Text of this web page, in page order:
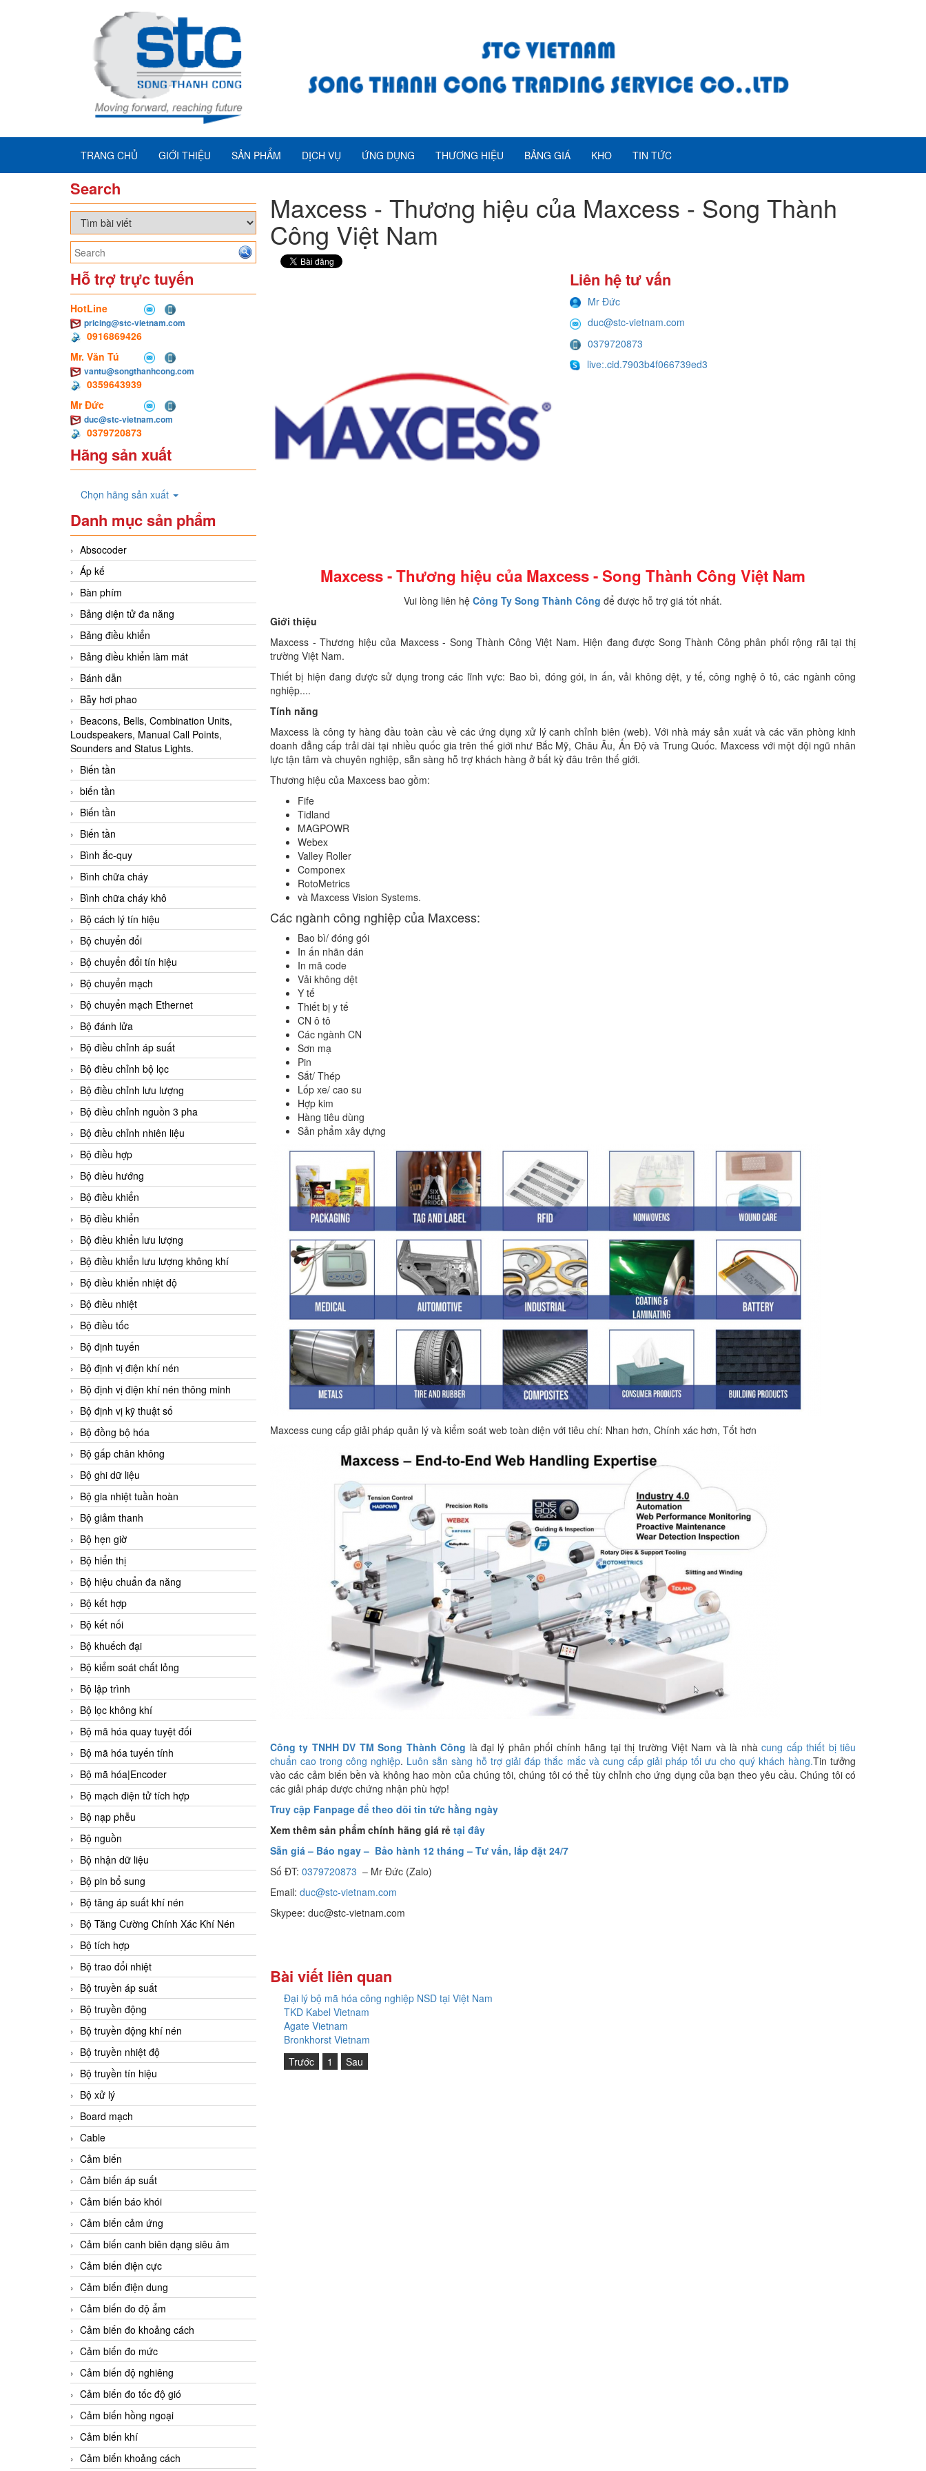
TRANG CHỦ GIỚI THIỆU SẢN PHẨM DỊCH VỤ ỨNG DỤNG THƯƠNG HIỆU BẢNG GIÁ KHO TIN TỨC
Search
Hỗ trợ trực tuyến
HotLine
pricing@stc-vietnam.com
0916869426
Mr. Văn Tú
vantu@songthanhcong.com
0359643939
Mr Đức
duc@stc-vietnam.com
0379720873
Hãng sản xuất
Chọn hãng sản xuất
Danh mục sản phẩm
Absocoder
Áp kế
Bàn phím
Bảng diện tử đa năng
Bảng điều khiển
Bảng điều khiển làm mát
Bánh dẫn
Bẫy hơi phao
Beacons, Bells, Combination Units,
Loudspeakers, Manual Call Points,
Sounders and Status Lights.
Biến tần
biến tần
Biến tần
Biến tần
Bình ắc-quy
Bình chữa cháy
Bình chữa cháy khô
Bộ cách lý tín hiệu
Bộ chuyển đổi
Bộ chuyển đổi tín hiệu
Bộ chuyển mạch
Bộ chuyển mạch Ethernet
Bộ đánh lửa
Bộ điều chỉnh áp suất
Bộ điều chỉnh bộ lọc
Bộ điều chỉnh lưu lượng
Bộ điều chỉnh nguồn 3 pha
Bộ điều chỉnh nhiên liệu
Bộ điều hợp
Bộ điều hướng
Bộ điều khiển
Bộ điều khiển
Bộ điều khiển lưu lượng
Bộ điều khiển lưu lượng không khí
Bộ điều khiển nhiệt độ
Bộ điều nhiệt
Bộ điều tốc
Bộ định tuyến
Bộ định vị điện khí nén
Bộ định vị điện khí nén thông minh
Bộ định vị kỹ thuật số
Bộ đồng bộ hóa
Bộ gấp chân không
Bộ ghi dữ liệu
Bộ gia nhiệt tuần hoàn
Bộ giảm thanh
Bộ hẹn giờ
Bộ hiển thị
Bộ hiệu chuẩn đa năng
Bộ kết hợp
Bộ kết nối
Bộ khuếch đại
Bộ kiểm soát chất lỏng
Bộ lập trình
Bộ lọc không khí
Bộ mã hóa quay tuyệt đối
Bộ mã hóa tuyến tính
Bộ mã hóa|Encoder
Bộ mạch điện tử tích hợp
Bộ nạp phễu
Bộ nguồn
Bộ nhận dữ liệu
Bộ pin bổ sung
Bộ tăng áp suất khí nén
Bộ Tăng Cường Chính Xác Khí Nén
Bộ tích hợp
Bộ trao đổi nhiệt
Bộ truyền áp suất
Bộ truyền động
Bộ truyền động khí nén
Bộ truyền nhiệt độ
Bộ truyền tín hiệu
Bộ xử lý
Board mạch
Cable
Cảm biến
Cảm biến áp suất
Cảm biến báo khói
Cảm biến cảm ứng
Cảm biến canh biên dạng siêu âm
Cảm biến điện cực
Cảm biến điện dung
Cảm biến đo độ ẩm
Cảm biến đo khoảng cách
Cảm biến đo mức
Cảm biến độ nghiêng
Cảm biến đo tốc độ gió
Cảm biến hồng ngoại
Cảm biến khí
Cảm biến khoảng cách
Maxcess - Thương hiệu của Maxcess - Song Thành
Công Việt Nam
Liên hệ tư vấn
Mr Đức
duc@stc-vietnam.com
0379720873
live:.cid.7903b4f066739ed3
Maxcess - Thương hiệu của Maxcess - Song Thành Công Việt Nam
Vui lòng liên hệ Công Ty Song Thành Công để được hỗ trợ giá tốt nhất.
Giới thiệu
Maxcess - Thương hiệu của Maxcess - Song Thành Công Việt Nam. Hiện đang được Song Thành Công phân phối rộng rãi tại thị
trường Việt Nam.
Thiết bị hiện đang được sử dụng trong các lĩnh vực: Bao bì, đóng gói, in ấn, vải không dệt, y tế, công nghệ ô tô, các ngành công
nghiệp....
Tính năng
Maxcess là công ty hàng đầu toàn cầu về các ứng dụng xử lý canh chỉnh biên (web). Với nhà máy sản xuất và các văn phòng kinh
doanh đẳng cấp trải dài tại nhiều quốc gia trên thế giới như Bắc Mỹ, Châu Âu, Ấn Độ và Trung Quốc. Maxcess với một đội ngũ nhân
lực tận tâm và chuyên nghiệp, sẵn sàng hỗ trợ khách hàng ở bất kỳ đâu trên thế giới.
Thương hiệu của Maxcess bao gồm:
Fife
Tidland
MAGPOWR
Webex
Valley Roller
Componex
RotoMetrics
và Maxcess Vision Systems.
Các ngành công nghiệp của Maxcess:
Bao bì/ đóng gói
In ấn nhãn dán
In mã code
Vải không dệt
Y tế
Thiết bị y tế
CN ô tô
Các ngành CN
Sơn mạ
Pin
Sắt/ Thép
Lốp xe/ cao su
Hợp kim
Hàng tiêu dùng
Sản phẩm xây dựng
Maxcess cung cấp giải pháp quản lý và kiểm soát web toàn diện với tiêu chí: Nhan hơn, Chính xác hơn, Tốt hơn
Công ty TNHH DV TM Song Thành Công là đại lý phân phối chính hãng tại thị trường Việt Nam và là nhàcung cấp thiết bị tiêu
chuẩn cao trong công nghiệp. Luôn sẵn sàng hỗ trợ giải đáp thắc mắc và cung cấp giải pháp tối ưu cho quý khách hàng.Tin tưởng
vào các cảm biến bền và không hao mòn của chúng tôi, chúng tôi có thể tùy chỉnh cho ứng dụng của bạn theo yêu cầu. Chúng tôi có
các giải pháp được chứng nhận phù hợp!
Truy cập Fanpage để theo dõi tin tức hằng ngày
Xem thêm sản phẩm chính hãng giá rẻ tại đây
Sẵn giá – Báo ngay – Bảo hành 12 tháng – Tư vấn, lắp đặt 24/7
Số ĐT: 0379720873 – Mr Đức (Zalo)
Email: duc@stc-vietnam.com
Skypee: duc@stc-vietnam.com
Bài viết liên quan
Đại lý bộ mã hóa công nghiệp NSD tại Việt Nam
TKD Kabel Vietnam
Agate Vietnam
Bronkhorst Vietnam
Trước
1 Sau